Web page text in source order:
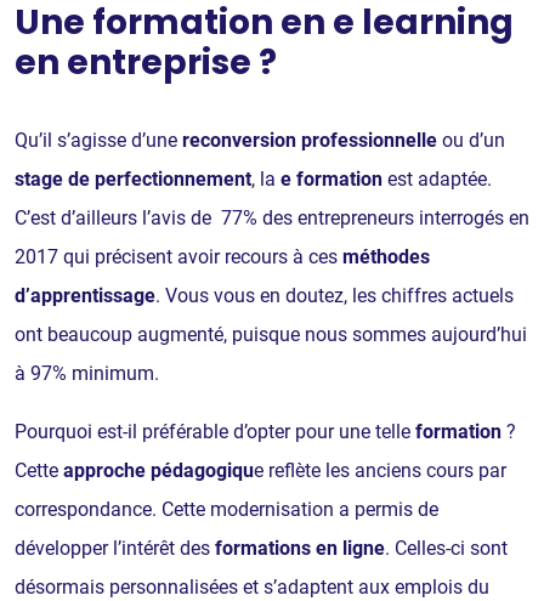
Une formation en e learning
en entreprise ?
Qu’il s’agisse d’une reconversion professionnelle ou d’un
stage de perfectionnement, la e formation est adaptée.
C’est d’ailleurs l’avis de 77% des entrepreneurs interrogés en
2017 qui précisent avoir recours à ces méthodes
d’apprentissage. Vous vous en doutez, les chiffres actuels
ont beaucoup augmenté, puisque nous sommes aujourd’hui
à 97% minimum.
Pourquoi est-il préférable d’opter pour une telle formation ?
Cette approche pédagogique reflète les anciens cours par
correspondance. Cette modernisation a permis de
développer l’intérêt des formations en ligne. Celles-ci sont
désormais personnalisées et s’adaptent aux emplois du